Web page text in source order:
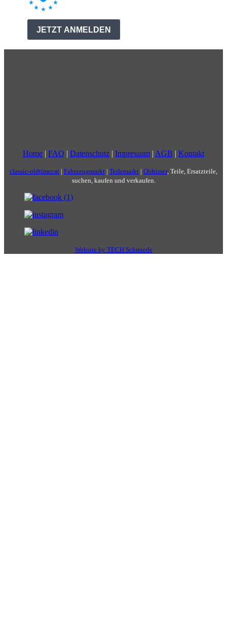
Home | FAQ | Datenschutz | Impressum | AGB | Kontakt
classic-oldtimer.at | Fahrzeugmarkt | Teilemarkt | Oldtimer, Teile, Ersatzteile,
suchen, kaufen und verkaufen.
Website by TECH Schmiede